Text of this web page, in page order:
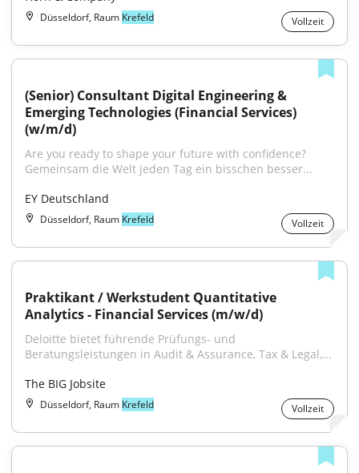
Düsseldorf, Raum Krefeld Vollzeit
(Senior) Consultant Digital Engineering &
Emerging Technologies (Financial Services)
(w/m/d)
Are you ready to shape your future with confidence?
Gemeinsam die Welt jeden Tag ein bisschen besser...
EY Deutschland
Düsseldorf, Raum Krefeld Vollzeit
Praktikant / Werkstudent Quantitative
Analytics - Financial Services (m/w/d)
Deloitte bietet führende Prüfungs- und
Beratungsleistungen in Audit & Assurance, Tax & Legal,...
The BIG Jobsite
Düsseldorf, Raum Krefeld Vollzeit